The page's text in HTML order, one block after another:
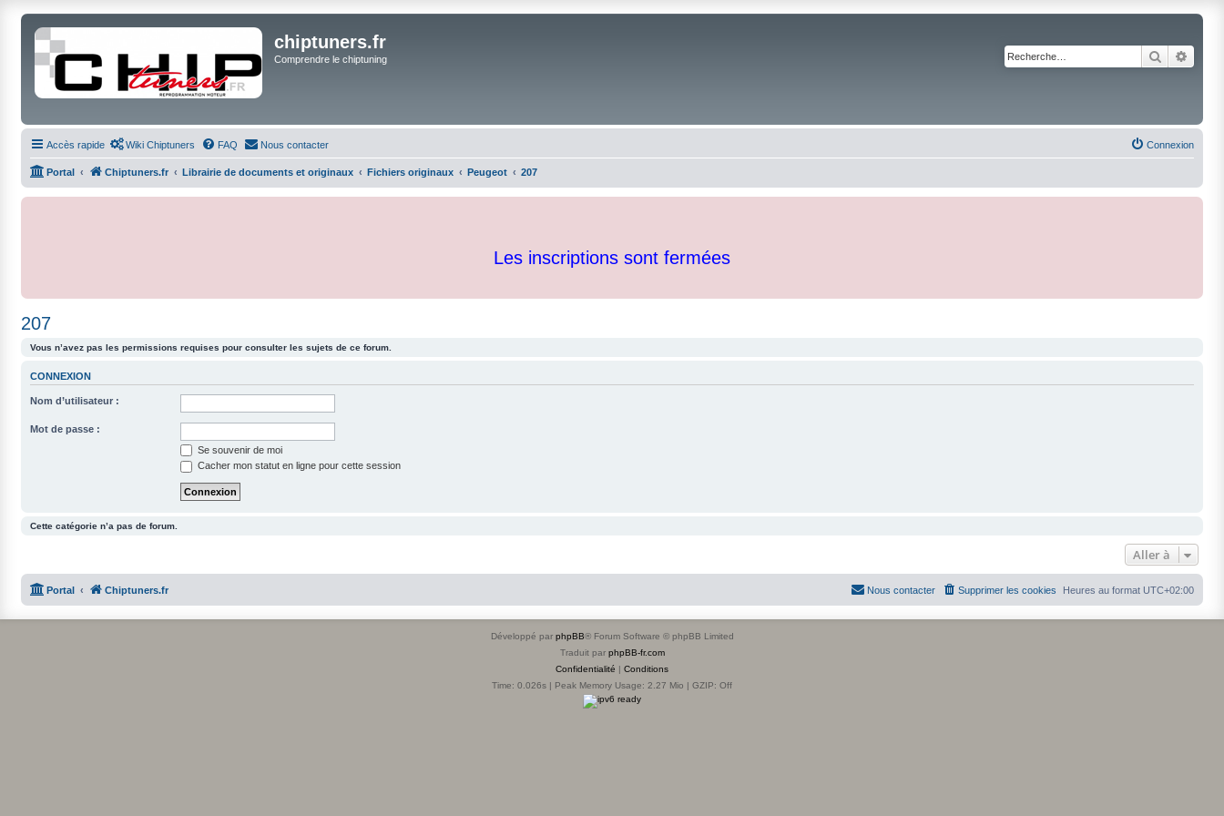
chiptuners.fr
Comprendre le chiptuning Rechercher
Accès rapide Wiki Chiptuners FAQ Nous contacter Connexion
Portal Chiptuners.fr Librairie de documents et originaux Fichiers originaux Peugeot 207
Les inscriptions sont fermées
207
Vous n’avez pas les permissions requises pour consulter les sujets de ce forum.
CONNEXION
Nom d’utilisateur :
Mot de passe :
Se souvenir de moi
Cacher mon statut en ligne pour cette session
Cette catégorie n’a pas de forum.
Aller à
Portal Chiptuners.fr Heures au format UTC+02:00
Supprimer les cookies
Nous contacter
Développé par phpBB® Forum Software © phpBB Limited
Traduit par phpBB-fr.com
Confidentialité | Conditions
Time: 0.026s | Peak Memory Usage: 2.27 Mio | GZIP: Off